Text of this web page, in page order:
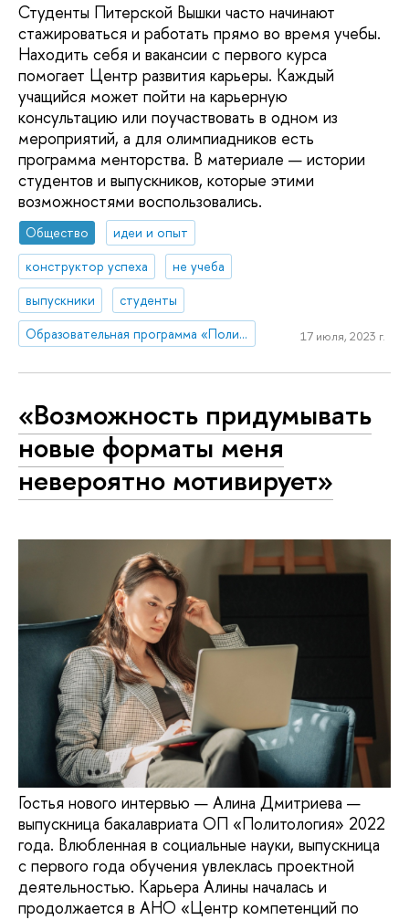
Студенты Питерской Вышки часто начинают
стажироваться и работать прямо во время учебы.
Находить себя и вакансии с первого курса
помогает Центр развития карьеры. Каждый
учащийся может пойти на карьерную
консультацию или поучаствовать в одном из
мероприятий, а для олимпиадников есть
программа менторства. В материале — истории
студентов и выпускников, которые этими
возможностями воспользовались.
Общество
идеи и опыт
конструктор успеха
не учеба
выпускники
студенты
Образовательная программа «Политология и мировая политика»
17 июля, 2023 г.
«Возможность придумывать
новые форматы меня
невероятно мотивирует»
Гостья нового интервью — Алина Дмитриева —
выпускница бакалавриата ОП «Политология» 2022
года. Влюбленная в социальные науки, выпускница
с первого года обучения увлеклась проектной
деятельностью. Карьера Алины началась и
продолжается в АНО «Центр компетенций по